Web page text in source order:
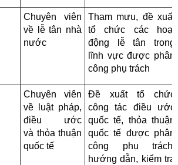
Chuyên viên
về lễ tân nhà
nước
Tham mưu, đề xuất
tổ chức các hoạt
động lễ tân trong
lĩnh vực được phân
công phụ trách
Chuyên viên
về luật pháp,
điều ước
và thỏa thuận
quốc tế
Đề xuất tổ chức
công tác điều ước
quốc tế, thỏa thuận
quốc tế được phân
công phụ trách,
hướng dẫn, kiểm tra